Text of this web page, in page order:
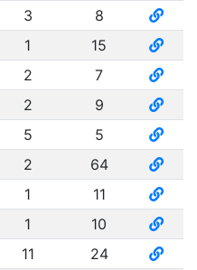
3
8
1
15
2
7
2
9
5
5
2
64
1
11
1
10
11 24